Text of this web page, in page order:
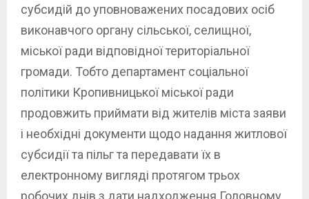
субсидій до уповноважених посадових осіб
виконавчого органу сільської, селищної,
міської ради відповідної територіальної
громади. Тобто департамент соціальної
політики Кропивницької міської ради
продовжить приймати від жителів міста заяви
і необхідні документи щодо надання житлової
субсидії та пільг та передавати їх в
електронному вигляді протягом трьох
робочих днів з дати надходження Головному